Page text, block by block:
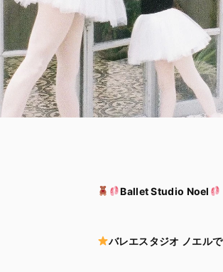
Ballet Studio Noel
バレエスタジオ ノエル